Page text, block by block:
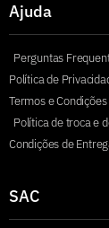
Ajuda
Perguntas
Política de
Termos e Condições
Política de troca e
Condições de
SAC